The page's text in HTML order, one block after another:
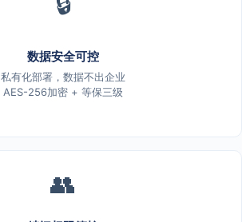
数据安全可控
私有化部署，数据不出企业
AES-256加密 + 等保三级
👥